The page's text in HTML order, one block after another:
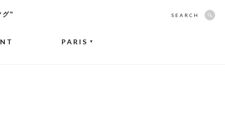
グ”
PARIS ▼
SEARCH